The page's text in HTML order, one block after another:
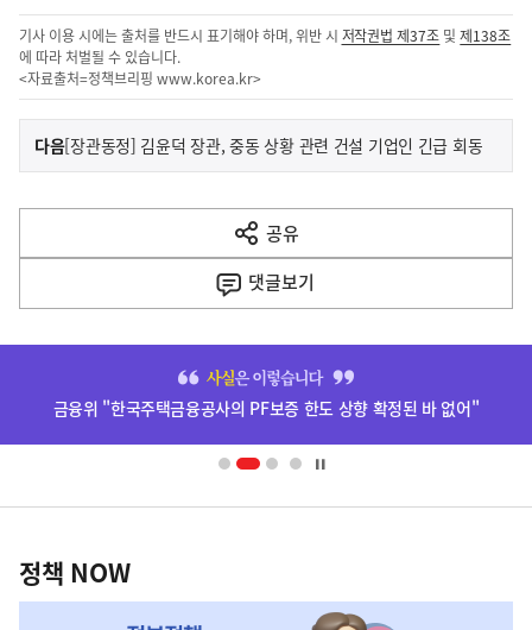
기사 이용 시에는 출처를 반드시 표기해야 하며, 위반 시 저작권법 제37조 및제138조
에 따라 처벌될 수 있습니다.
<자료출처=정책브리핑 www.korea.kr>
이
전
다
음
다음기
[장관동정] 김윤덕 장관, 중동 상황 관련 건설 기업인 긴급 회동
공유
열
기
댓글보기
영
금융위 "한국주택금융공사의 PF보증 한도 상향 확정된 바 없어"
책
NOW,
정책 NOW